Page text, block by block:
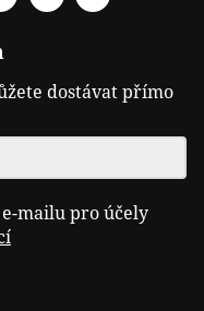
dostávat přímo
mailu pro účely